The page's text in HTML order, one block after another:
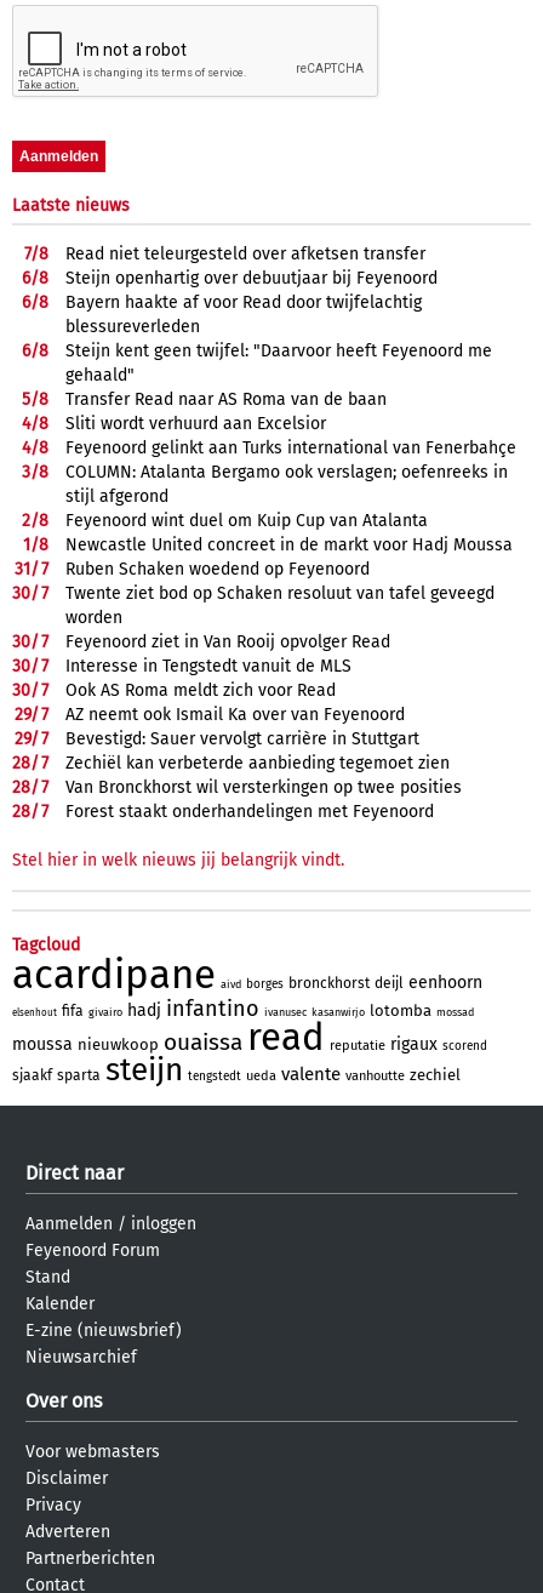
Laatste nieuws
7/8
Read niet teleurgesteld over afketsen transfer
6/8
Steijn openhartig over debuutjaar bij Feyenoord
6/8
Bayern haakte af voor Read door twijfelachtig
blessureverleden
6/8
Steijn kent geen twijfel: "Daarvoor heeft Feyenoord me
gehaald"
5/8
Transfer Read naar AS Roma van de baan
4/8
Sliti wordt verhuurd aan Excelsior
4/8
Feyenoord gelinkt aan Turks international van Fenerbahçe
3/8
COLUMN: Atalanta Bergamo ook verslagen; oefenreeks in
stijl afgerond
2/8
Feyenoord wint duel om Kuip Cup van Atalanta
1/8
Newcastle United concreet in de markt voor Hadj Moussa
31/7
Ruben Schaken woedend op Feyenoord
30/7
Twente ziet bod op Schaken resoluut van tafel geveegd
worden
30/7
Feyenoord ziet in Van Rooij opvolger Read
30/7
Interesse in Tengstedt vanuit de MLS
30/7
Ook AS Roma meldt zich voor Read
29/7
AZ neemt ook Ismail Ka over van Feyenoord
29/7
Bevestigd: Sauer vervolgt carrière in Stuttgart
28/7
Zechiël kan verbeterde aanbieding tegemoet zien
28/7
Van Bronckhorst wil versterkingen op twee posities
28/7 Forest staakt onderhandelingen met Feyenoord
Stel hier in welk nieuws jij belangrijk vindt.
Tagcloud
acardipane aivd borges bronckhorst deijl eenhoorn
elsenhout fifa givairo hadj infantino ivanusec kasanwirjo lotomba mossad
moussa nieuwkoop ouaissa read reputatie rigaux scorend
sjaakf sparta steijn tengstedt ueda valente vanhoutte zechiel
Direct naar
Aanmelden / inloggen
Feyenoord Forum
Stand
Kalender
E-zine (nieuwsbrief)
Nieuwsarchief
Over ons
Voor webmasters
Disclaimer
Privacy
Adverteren
Partnerberichten
Contact